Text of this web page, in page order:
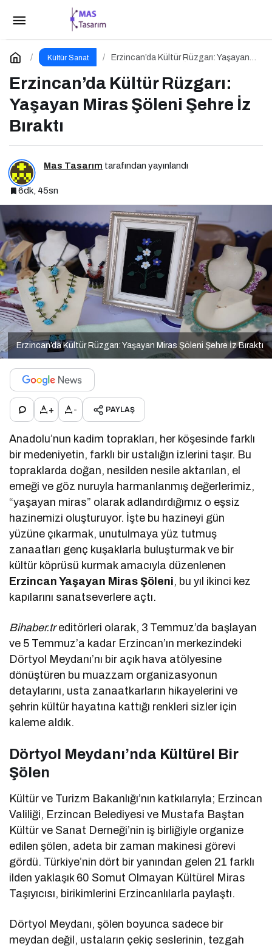
Kültür Sanat
Erzincan’da Kültür Rüzgarı: Yaşayan
Erzincan’da Kültür Rüzgarı:
Yaşayan Miras Şöleni Şehre İz
Bıraktı
Mas Tasarım tarafından yayınlandı
6dk, 45sn
Erzincan’da Kültür Rüzgarı: Yaşayan Miras Şöleni Şehre İz Bıraktı
+ - PAYLAŞ
Anadolu’nun kadim toprakları, her köşesinde farklı
bir medeniyetin, farklı bir ustalığın izlerini taşır. Bu
topraklarda doğan, nesilden nesile aktarılan, el
emeği ve göz nuruyla harmanlanmış değerlerimiz,
“yaşayan miras” olarak adlandırdığımız o eşsiz
hazinemizi oluşturuyor. İşte bu hazineyi gün
yüzüne çıkarmak, unutulmaya yüz tutmuş
zanaatları genç kuşaklarla buluşturmak ve bir
kültür köprüsü kurmak amacıyla düzenlenen
Erzincan Yaşayan Miras Şöleni, bu yıl ikinci kez
kapılarını sanatseverlere açtı.
Bihaber.treditörleri olarak, 3 Temmuz’da başlayan
ve 5 Temmuz’a kadar Erzincan’ın merkezindeki
Dörtyol Meydanı’nı bir açık hava atölyesine
dönüştüren bu muazzam organizasyonun
detaylarını, usta zanaatkarların hikayelerini ve
şehrin kültür hayatına kattığı renkleri sizler için
kaleme aldık.
Dörtyol Meydanı’nda Kültürel Bir
Şölen
Kültür ve Turizm Bakanlığı’nın katkılarıyla; Erzincan
Valiliği, Erzincan Belediyesi ve Mustafa Baştan
Kültür ve Sanat Derneği’nin iş birliğiyle organize
edilen şölen, adeta bir zaman makinesi görevi
gördü. Türkiye’nin dört bir yanından gelen 21 farklı
ilden yaklaşık 60 Somut Olmayan Kültürel Miras
Taşıyıcısı, birikimlerini Erzincanlılarla paylaştı.
Dörtyol Meydanı, şölen boyunca sadece bir
meydan değil, ustaların çekiç seslerinin, tezgah
İstanbul’un Kalbi Vestel Amfi’de Atıyor
Yorum Yap